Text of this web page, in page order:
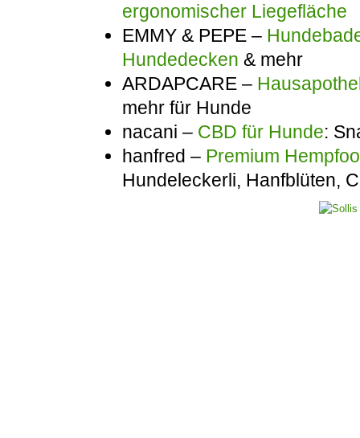
ergonomischer Liegefläche
EMMY & PEPE –
Hundedecken & mehr
ARDAPCARE –
mehr für Hunde
nacani – CBD für Hunde:
hanfred – Premium
Hundeleckerli, Hanfblüten,